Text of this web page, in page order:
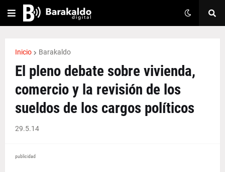
Inicio Barakaldo
El pleno debate sobre vivienda,
comercio y la revisión de los
sueldos de los cargos políticos
29.5.14
publicidad